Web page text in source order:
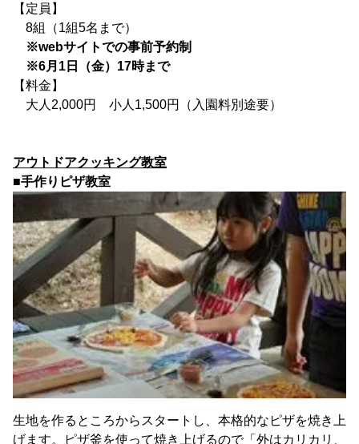
【定員】
8組（1組5名まで）
※webサイトでの事前予約制
※6月1日（金）17時まで
【料金】
大人2,000円 小人1,500円（入園料別途要）
アウトドアクッキング教室
■手作りピザ教室
生地を作るところからスタートし、本格的なピザを焼き上
げます。ピザ釜を使って焼き上げるので「外はカリカリ、